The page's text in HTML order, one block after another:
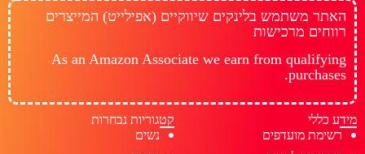
האתר משתמש בלינקים שיווקיים (אפילייט) המייצרים
רווחים מרכישות
As an Amazon Associate we earn from qualifying
purchases.
מידע כללי
רשימת מועדפים
קטגוריות נבחרות
נשים